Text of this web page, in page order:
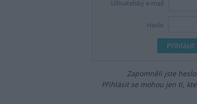
Uživatelský e-mail
Heslo
Zapomněli jste
Přihlásit se mohou jen ti,